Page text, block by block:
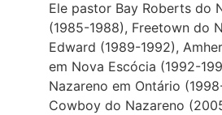
Ele pastor Bay Roberts do
(1985-1988), Freetown do
Edward (1989-1992),
em Nova Escócia (1992-
Nazareno em Ontário
Cowboy do Nazareno